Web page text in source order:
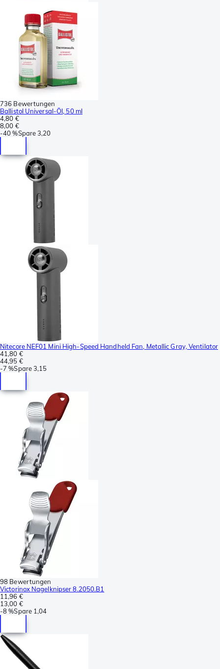
736 Bewertungen
Ballistol Universal-Öl, 50 ml
4,80 €
8,00 €
-40 %Spare3,20
Nitecore NEF01 Mini High-Speed Handheld Fan, Metallic Gray, Ventilator
41,80 €
44,95 €
-7 %Spare3,15
98 Bewertungen
Victorinox Nagelknipser 8.2050.B1
11,96 €
13,00 €
-8 %Spare 1,04